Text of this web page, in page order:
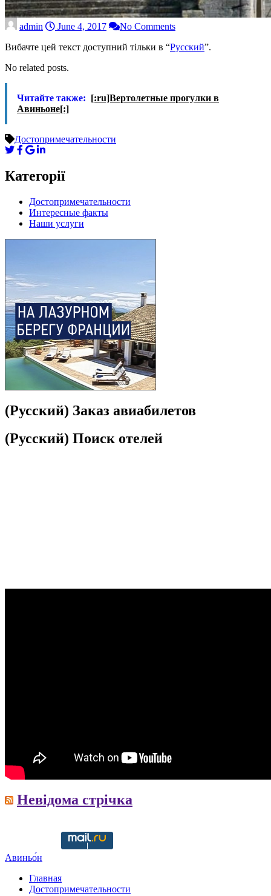
admin June 4, 2017
No Comments
Вибачте цей текст доступний тільки в “Русский”.
No related posts.
Читайте также: [:ru]Вертолетные прогулки в
Авиньоне[:]
Достопримечательности
Категорії
Достопримечательности
Интересные факты
Наши услуги
(Русский) Заказ авиабилетов
(Русский) Поиск отелей
Невідома стрічка
Авиньо́н
Главная
Достопримечательности